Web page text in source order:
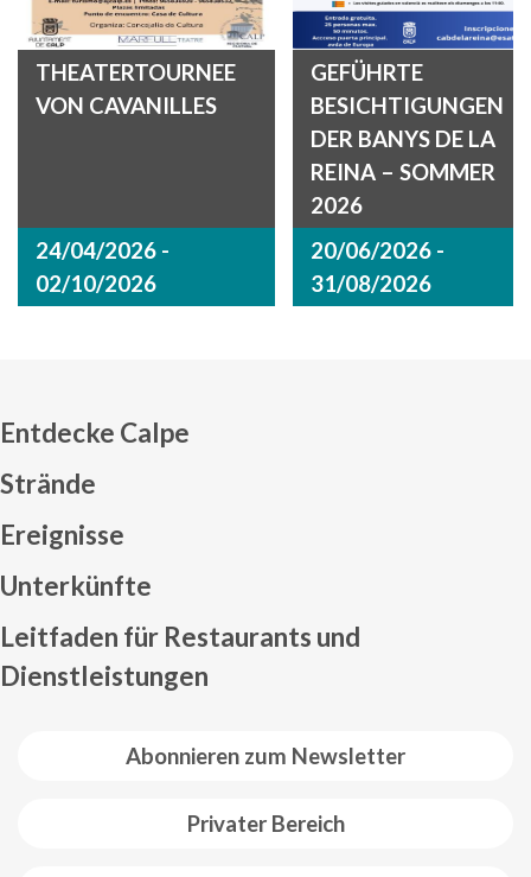
THEATERTOURNEE
VON CAVANILLES
24/04/2026 -
02/10/2026
GEFÜHRTE
BESICHTIGUNGEN
DER BANYS DE LA
REINA – SOMMER
2026
20/06/2026 -
31/08/2026
Abonnieren zum Newsletter
Privater Bereich
Entdecke Calpe
Strände
Ereignisse
Unterkünfte
Leitfaden für Restaurants und
Dienstleistungen